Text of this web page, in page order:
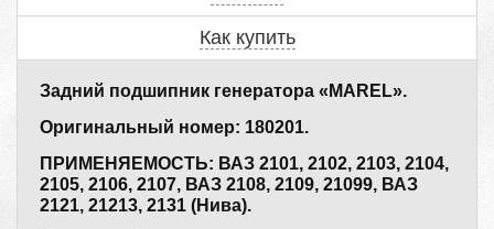
Как купить
Задний подшипник генератора «MAREL».
Оригинальный номер: 180201.
ПРИМЕНЯЕМОСТЬ: ВАЗ 2101, 2102, 2103, 2104,
2105, 2106, 2107, ВАЗ 2108, 2109, 21099, ВАЗ
2121, 21213, 2131 (Нива).